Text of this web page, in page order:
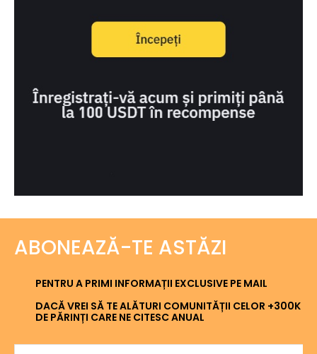
ABONEAZĂ-TE ASTĂZI
PENTRU A PRIMI INFORMAȚII EXCLUSIVE PE MAIL
DACĂ VREI SĂ TE ALĂTURI COMUNITĂȚII CELOR +300K
DE PĂRINȚI CARE NE CITESC ANUAL